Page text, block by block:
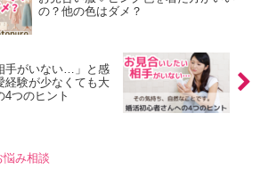
の？他の色はダメ？
手がいない…」と感
経験が少なくても大
4つのヒント
悩み相談